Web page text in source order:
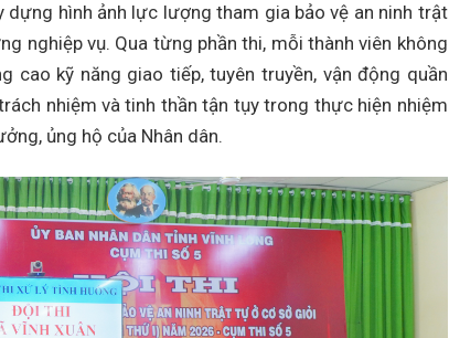
hình ảnh lực lượng tham gia bảo vệ an ninh trật
nghiệp vụ. Qua từng phần thi, mỗi thành viên không
kỹ năng giao tiếp, tuyên truyền, vận động quần
nhiệm và tinh thần tận tụy trong thực hiện nhiệm
ủng hộ của Nhân dân.